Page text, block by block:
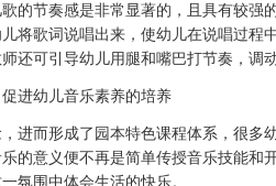
的节奏感是非常显著的，且具有较强
将歌词说唱出来，使幼儿在说唱过程
还可引导幼儿用腿和嘴巴打节奏，调动
进幼儿音乐素养的培养
进而形成了园本特色课程体系，很多
的意义便不再是简单传授音乐技能和
氛围中体会生活的快乐。